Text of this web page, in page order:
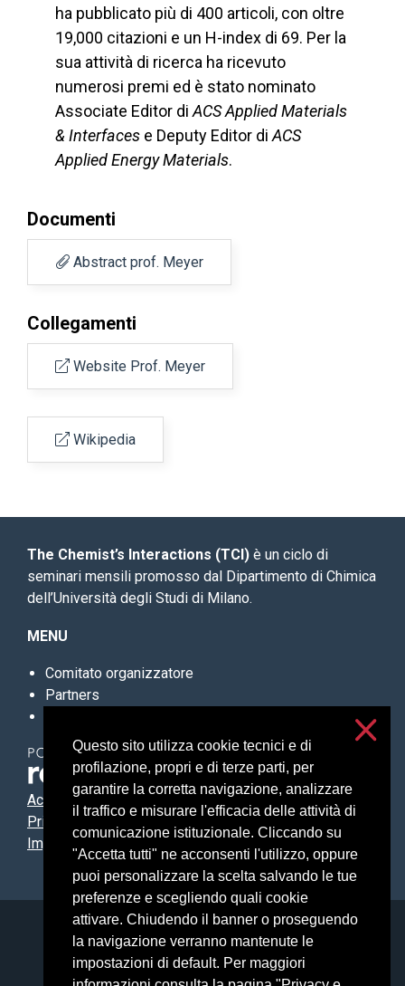
Questo sito utilizza cookie tecnici e di
profilazione, propri e di terze parti, per
garantire la corretta navigazione, analizzare
il traffico e misurare l'efficacia delle attività di
comunicazione istituzionale. Cliccando su
"Accetta tutti" ne acconsenti l'utilizzo, oppure
puoi personalizzare la scelta salvando le tue
preferenze e scegliendo quali cookie
attivare. Chiudendo il banner o proseguendo
la navigazione verranno mantenute le
impostazioni di default. Per maggiori
ha pubblicato più di 400 articoli, con oltre
19,000 citazioni e un H-index di 69. Per la
sua attività di ricerca ha ricevuto
numerosi premi ed è stato nominato
Associate Editor diACS Applied Materials
& Interfaces e Deputy Editor diACS
Applied Energy Materials.
Documenti
Abstract prof. Meyer
Collegamenti
Website Prof. Meyer
Wikipedia
The Chemist’s Interactions (TCI) è un ciclo di
seminari mensili promosso dal Dipartimento di Chimica
dell’Università degli Studi di Milano.
MENU
Comitato organizzatore
Partners
Accessibilità
Privacy e cookies
Impostazioni cookie
Università degli Studi di Milano
Via Festa del Perdono, 7 - 20122 Milano
Posta Elettronica Certificata